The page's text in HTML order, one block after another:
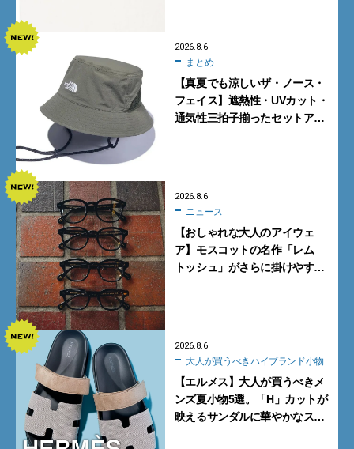
2026.8.6
まとめ
【真夏でも涼しいザ・ノース・
フェイス】遮熱性・UVカット・
通気性三拍子揃ったセットアッ
2026.8.6
ニュース
【おしゃれな大人のアイウェ
ア】モスコットの名作「レム
トッシュ」がさらに掛けやす
2026.8.6
大人が買うべきハイブランド小物
【エルメス】大人が買うべきメ
ンズ夏小物5選。「H」カットが
映えるサンダルに華やかなス